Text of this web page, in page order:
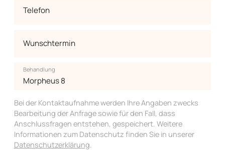
Telefon
Wunschtermin
Behandlung
Bei der Kontaktaufnahme werden Ihre Angaben zwecks
Bearbeitung der Anfrage sowie für den Fall, dass
Anschlussfragen entstehen, gespeichert. Weitere
Informationen zum Datenschutz finden Sie in unserer
Datenschutzerklärung.